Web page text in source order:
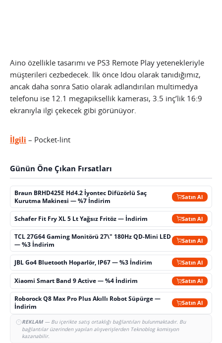
Aino özellikle tasarımı ve PS3 Remote Play yetenekleriyle
müşterileri cezbedecek. İlk önce Idou olarak tanıdığımız,
ancak daha sonra Satio olarak adlandırılan multimedya
telefonu ise 12.1 megapiksellik kamerası, 3.5 inç’lik 16:9
ekranıyla ilgi çekecek gibi görünüyor.
İlgili – Pocket-lint
Günün Öne Çıkan Fırsatları
Braun BRHD425E Hd4.2 İyontec Difüzörlü Saç
Kurutma Makinesi — %7 İndirim
Satın Al
Schafer Fit Fry XL 5 Lt Yağsız Fritöz — İndirim Satın Al
TCL 27G64 Gaming Monitörü 27\" 180Hz QD-Mini LED
— %3 İndirim
Satın Al
JBL Go4 Bluetooth Hoparlör, IP67 — %3 İndirim Satın Al
Xiaomi Smart Band 9 Active — %4 İndirim Satın Al
Roborock Q8 Max Pro Plus Akıllı Robot Süpürge —
İndirim
Satın Al
REKLAM— Bu içerikte satış ortaklığı bağlantıları bulunmaktadır. Bu
bağlantılar üzerinden yapılan alışverişlerden Teknoblog komisyon
kazanabilir.